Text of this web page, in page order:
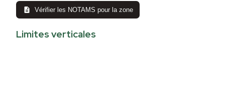
Vérifier les NOTAMS pour la zone
Limites verticales